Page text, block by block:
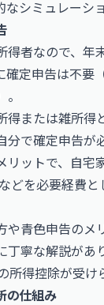
シミュレーシ
得者なので、年
確定申告は不要
得または雑所得
分で確定申告が
リットで、自宅
どを必要経費
青色申告のメ
丁寧な解説があ
所得控除が受け
の仕組み